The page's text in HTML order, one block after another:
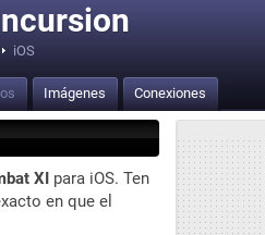
iOS
Imágenes Conexiones
XI para iOS. Ten
en que el